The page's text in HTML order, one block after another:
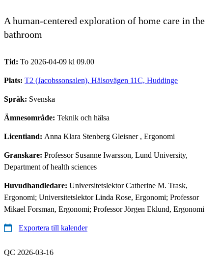
A human-centered exploration of home care in the
bathroom
Tid: To 2026-04-09 kl 09.00
Plats: T2 (Jacobssonsalen), Hälsovägen 11C, Huddinge
Språk: Svenska
Ämnesområde: Teknik och hälsa
Licentiand: Anna Klara Stenberg Gleisner, Ergonomi
Granskare: Professor Susanne Iwarsson, Lund University,
Department of health sciences
Huvudhandledare: Universitetslektor Catherine M. Trask,
Ergonomi; Universitetslektor Linda Rose, Ergonomi; Professor
Mikael Forsman, Ergonomi; Professor Jörgen Eklund, Ergonomi
Exportera till kalender
QC 2026-03-16